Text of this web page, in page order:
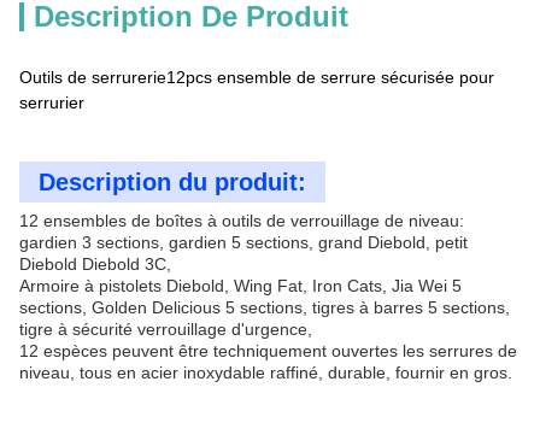
Description De Produit
Outils de serrurerie12pcs ensemble de serrure sécurisée pour
serrurier
Description du produit:
12 ensembles de boîtes à outils de verrouillage de niveau:
gardien 3 sections, gardien 5 sections, grand Diebold, petit
Diebold Diebold 3C,
Armoire à pistolets Diebold, Wing Fat, Iron Cats, Jia Wei 5
sections, Golden Delicious 5 sections, tigres à barres 5 sections,
tigre à sécurité verrouillage d'urgence,
12 espèces peuvent être techniquement ouvertes les serrures de
niveau, tous en acier inoxydable raffiné, durable, fournir en gros.